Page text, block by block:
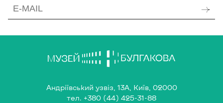
Андріївський узвіз, 13А, Київ, 02000
тел. +380 (44) 425-31-88